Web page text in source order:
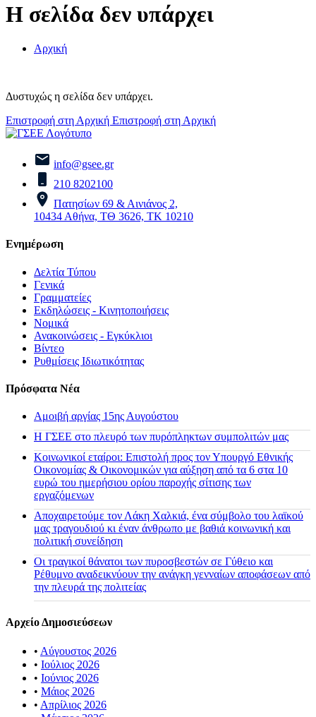
Η σελίδα δεν υπάρχει
Αρχική
Δυστυχώς η σελίδα δεν υπάρχει.
Επιστροφή στη Αρχική Επιστροφή στη Αρχική
info@gsee.gr
210 8202100
Πατησίων 69 & Αινιάνος 2,
10434 Αθήνα, ΤΘ 3626, ΤΚ 10210
Ενημέρωση
Δελτία Τύπου
Γενικά
Γραμματείες
Εκδηλώσεις - Κινητοποιήσεις
Νομικά
Ανακοινώσεις - Εγκύκλιοι
Βίντεο
Ρυθμίσεις Ιδιωτικότητας
Πρόσφατα Νέα
Αμοιβή αργίας 15ης Αυγούστου
H ΓΣΕΕ στο πλευρό των πυρόπληκτων συμπολιτών μας
Κοινωνικοί εταίροι: Επιστολή προς τον Υπουργό Εθνικής
Οικονομίας & Οικονομικών για αύξηση από τα 6 στα 10
ευρώ του ημερήσιου ορίου παροχής σίτισης των
εργαζόμενων
Αποχαιρετούμε τον Λάκη Χαλκιά, ένα σύμβολο του λαϊκού
μας τραγουδιού κι έναν άνθρωπο με βαθιά κοινωνική και
πολιτική συνείδηση
Οι τραγικοί θάνατοι των πυροσβεστών σε Γύθειο και
Ρέθυμνο αναδεικνύουν την ανάγκη γενναίων αποφάσεων από
την πλευρά της πολιτείας
Αρχείο Δημοσιεύσεων
• Αύγουστος 2026
• Ιούλιος 2026
• Ιούνιος 2026
• Μάιος 2026
• Απρίλιος 2026